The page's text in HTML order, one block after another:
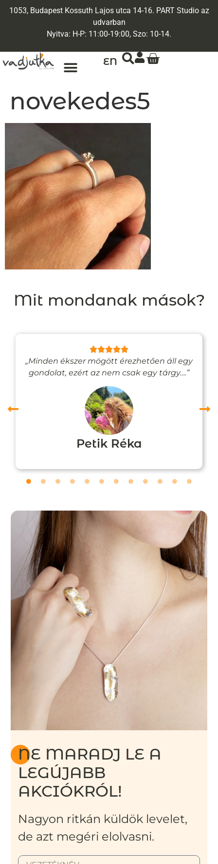
1053, Budapest Kossuth Lajos utca 14-16. PART Studio az
udvarban
Nyitva: H-P: 11:00-19:00, Szo: 10-14.
EN
novekedes5
Mit mondanak mások?
„Minden ékszer mögött érezhetően áll egy
gondolat, ezért az nem csak egy tárgy….”
Petik Réka
NE MARADJ LE A
LEGÚJABB
AKCIÓKRÓL!
Nagyon ritkán küldök levelet,
de azt megéri elolvasni.